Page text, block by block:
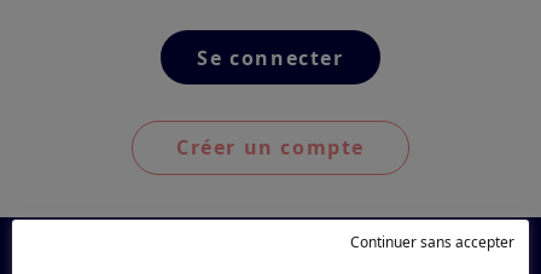
Créer un compte
Continuer sans accepter